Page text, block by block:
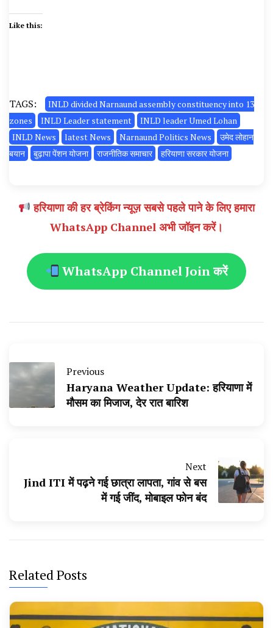
Like this:
TAGS:
INLD divided Narnaund assembly constituency into 13
zones
INLD Leader statement
INLD leader Umed Lohan
INLD News
latest News Narnaund Politics News
उमेद लोहान
बयान
बुढ़ापा पेंशन योजना राजनीतिक समाचार हरियाणा सरकार योजना
हरियाणा की हर ब्रेकिंग न्यूज़ सबसे पहले पाने के लिए हमारा
WhatsApp Channel अभी जॉइन करें।
WhatsApp Channel Join करें
Previous
Haryana Weather Update: हरियाणा में
मौसम का मिजाज, देर रात बारिश
Next
Jind ITI में पढ़ने गई छात्रा लापता, गांव से बस
में गई जींद, मोबाइल फोन बंद
Related Posts